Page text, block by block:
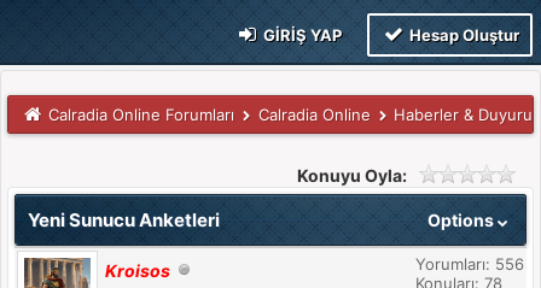
GIRIŞ YAP Hesap Oluştur
Calradia Online Forumları Calradia Online Haberler &
Konuyu Oyla:
Options
Yeni Sunucu Anketleri
Kroisos
Yorumları: 556
Konuları: 78